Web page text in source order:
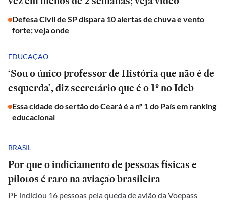
Defesa Civil de SP dispara 10 alertas de chuva e vento
forte; veja onde
EDUCAÇÃO
‘Sou o único professor de História que não é de
esquerda’, diz secretário que é o 1º no Ideb
Essa cidade do sertão do Ceará é a nº 1 do País em ranking
educacional
BRASIL
Por que o indiciamento de pessoas físicas e
pilotos é raro na aviação brasileira
PF indiciou 16 pessoas pela queda de avião da Voepass